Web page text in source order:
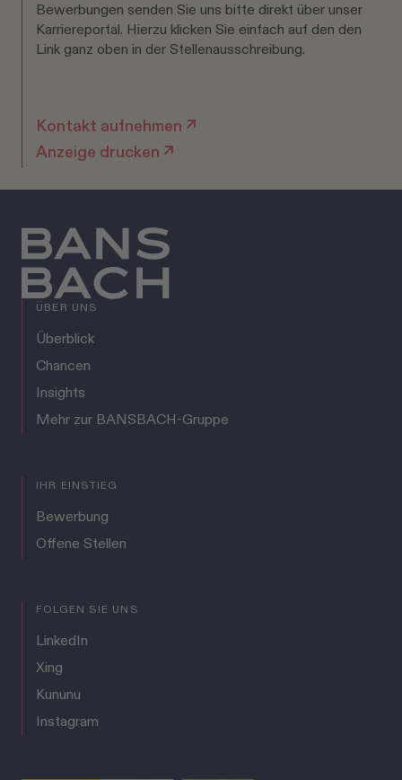
Bewerbungen senden Sie uns bitte direkt über unser
Karriereportal. Hierzu klicken Sie einfach auf den den
Link ganz oben in der Stellenausschreibung.
Kontakt aufnehmen
Anzeige drucken
ÜBER UNS
Überblick
Chancen
Insights
Mehr zur BANSBACH-Gruppe
IHR EINSTIEG
Bewerbung
Offene Stellen
FOLGEN SIE UNS
LinkedIn
Xing
Kununu
Instagram